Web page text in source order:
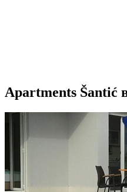
Apartments Šantić